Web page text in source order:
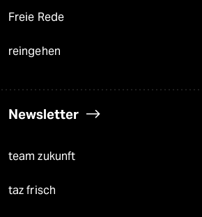
Freie Rede
reingehen
Newsletter
team zukunft
taz frisch